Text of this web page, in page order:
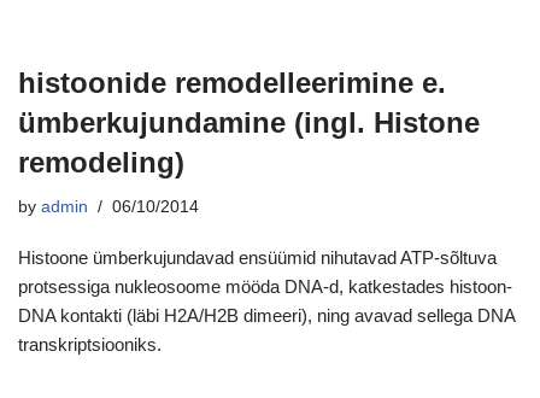
histoonide remodelleerimine e.
ümberkujundamine (ingl. Histone
remodeling)
by admin 06/10/2014
Histoone ümberkujundavad ensüümid nihutavad ATP-sõltuva
protsessiga nukleosoome mööda DNA-d, katkestades histoon-
DNA kontakti (läbi H2A/H2B dimeeri), ning avavad sellega DNA
transkriptsiooniks.